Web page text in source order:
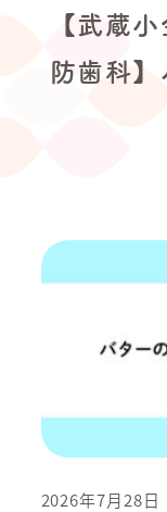
【武蔵
防歯科
2026年7月28日